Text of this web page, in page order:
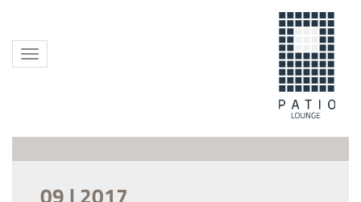
Toggle
navigation